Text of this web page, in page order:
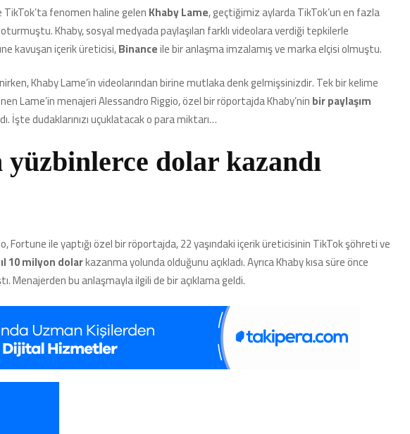
Bir
Paylaşım
Başına
Kazandığı
Dudak
Uçuklatıcı
Para
Miktarı
fenomen haline gelenKhaby Lame, geçtiğimiz aylarda TikTok’un en fazla
Khaby, sosyal medyada paylaşılan farklı videolara verdiği tepkilerle
kavuşan içerik üreticisi,Binanceile bir anlaşma imzalamış ve marka elçisi olmuştu.
Khaby Lame’in videolarından birine mutlaka denk gelmişsinizdir. Tek bir kelime
Lame’in menajeri Alessandro Riggio, özel bir röportajda Khaby’ninbir paylaşım
İşte dudaklarınızı uçuklatacak o para miktarı…
dolar kazandı
Fortune ile yaptığı özel bir röportajda, 22 yaşındaki içerik üreticisinin TikTok şöhreti ve
10 milyon dolarkazanma yolunda olduğunu açıkladı. Ayrıca Khaby kısa süre önce
Menajerden bu anlaşmayla ilgili de bir açıklama geldi.